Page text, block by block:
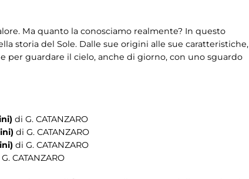
Ma quanto la conosciamo realmente? In questo
storia del Sole. Dalle sue origini alle sue caratteristiche,
per guardare il cielo, anche di giorno, con uno sguardo
di G. CATANZARO
di G. CATANZARO
di G. CATANZARO
CATANZARO